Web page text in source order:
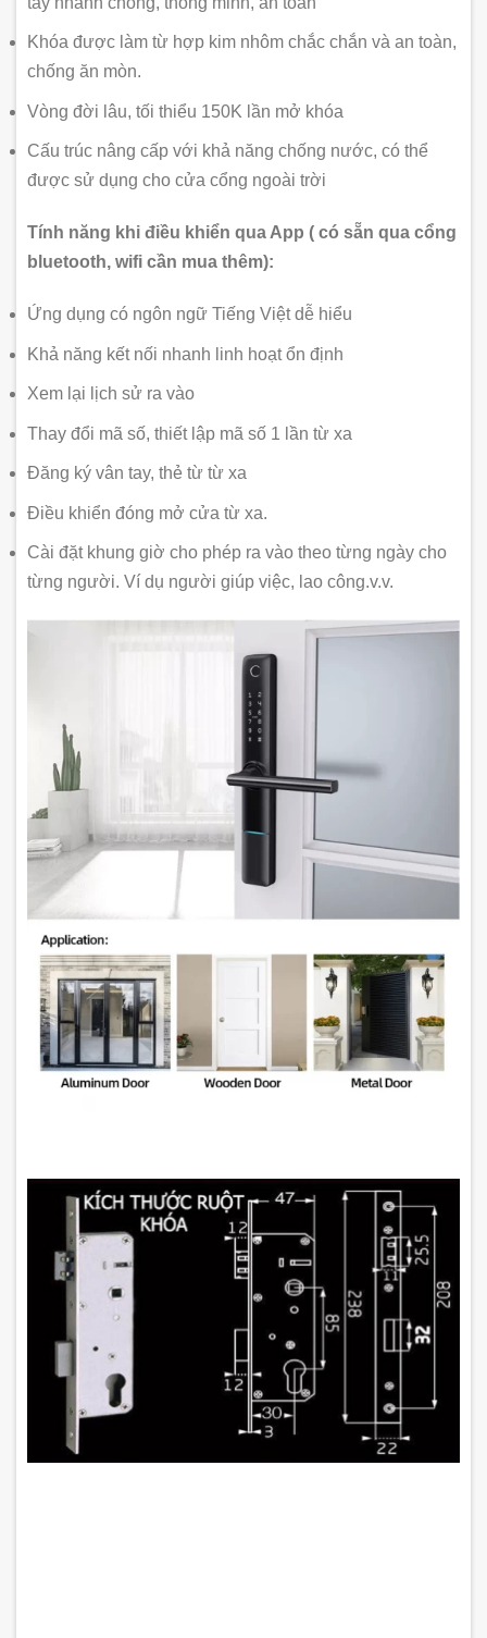
Khóa được làm từ hợp kim nhôm chắc chắn và an toàn,
chống ăn mòn.
Vòng đời lâu, tối thiểu 150K lần mở khóa
Cấu trúc nâng cấp với khả năng chống nước, có thể
được sử dụng cho cửa cổng ngoài trời
Tính năng khi điều khiển qua App ( có sẵn qua cổng
bluetooth, wifi cần mua thêm):
Ứng dụng có ngôn ngữ Tiếng Việt dễ hiểu
Khả năng kết nối nhanh linh hoạt ổn định
Xem lại lịch sử ra vào
Thay đổi mã số, thiết lập mã số 1 lần từ xa
Đăng ký vân tay, thẻ từ từ xa
Điều khiển đóng mở cửa từ xa.
Cài đặt khung giờ cho phép ra vào theo từng ngày cho
từng người. Ví dụ người giúp việc, lao công.v.v.